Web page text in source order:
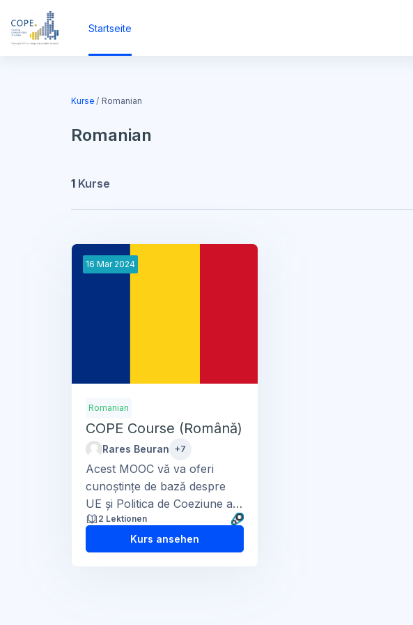
Zum Hauptinhalt
Startseite
Kurse Romanian
Romanian
1 Kurse
16 Mar 2024
Romanian
COPE Course (Română)
Rares Beuran +7
Acest MOOC vă va oferi
cunoștințe de bază despre
UE și Politica de Coeziune a
UE...2 Lektionen
Kurs ansehen